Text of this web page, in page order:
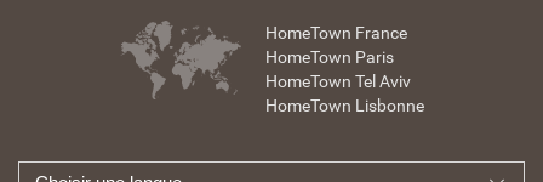
HomeTown France
HomeTown Paris
HomeTown Tel Aviv
HomeTown Lisbonne